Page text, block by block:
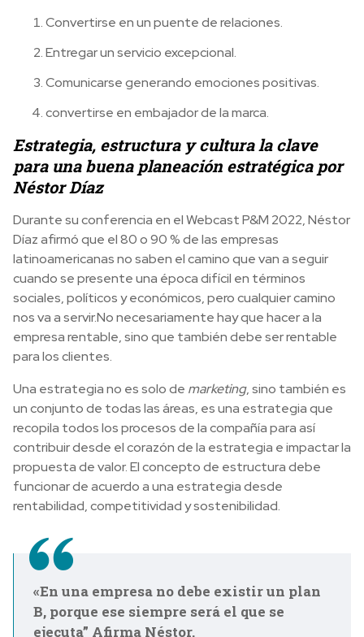
Convertirse en un puente de relaciones.
Entregar un servicio excepcional.
Comunicarse generando emociones positivas.
convertirse en embajador de la marca.
Estrategia, estructura y cultura la clave
para una buena planeación estratégica por
Néstor Díaz
Durante su conferencia en el Webcast P&M 2022, Néstor
Díaz afirmó que el 80 o 90 % de las empresas
latinoamericanas no saben el camino que van a seguir
cuando se presente una época difícil en términos
sociales, políticos y económicos, pero cualquier camino
nos va a servir.No necesariamente hay que hacer a la
empresa rentable, sino que también debe ser rentable
para los clientes.
Una estrategia no es solo de marketing, sino también es
un conjunto de todas las áreas, es una estrategia que
recopila todos los procesos de la compañía para así
contribuir desde el corazón de la estrategia e impactar la
propuesta de valor.El concepto de estructura debe
funcionar de acuerdo a una estrategia desde
rentabilidad, competitividad y sostenibilidad.
«En una empresa no debe existir un plan
B, porque ese siempre será el que se
ejecuta” Afirma Néstor.